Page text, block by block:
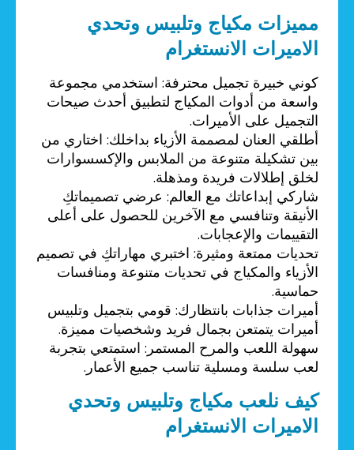
مميزات مكياج وتلبيس وتحدي
الاميرات الانستغرام
كوني خبيرة تجميل محترفة: استخدمي مجموعة
واسعة من أدوات المكياج لتطبيق أحدث صيحات
التجميل على الأميرات.
أطلقي العنان لمصممة الأزياء بداخلك: اختاري من
بين تشكيلة متنوعة من الملابس والإكسسوارات
لخلق إطلالات فريدة ومذهلة.
شاركي إبداعاتك مع العالم: عرضي تصميماتكِ
الأنيقة وتنافسي مع الآخرين للحصول على أعلى
التقييمات والإعجابات.
تحديات ممتعة ومثيرة: اختبري مهاراتكِ في تصميم
الأزياء والمكياج في تحديات متنوعة ومنافسات
حماسية.
أميرات جذابات بانتظارك: قومي بتجميل وتلبيس
أميرات يتمتعن بجمال فريد وشخصيات مميزة.
سهولة اللعب والمرح المستمر: استمتعي بتجربة
لعب سلسة ومسلية تناسب جميع الأعمار.
كيف نلعب مكياج وتلبيس وتحدي
الاميرات الانستغرام